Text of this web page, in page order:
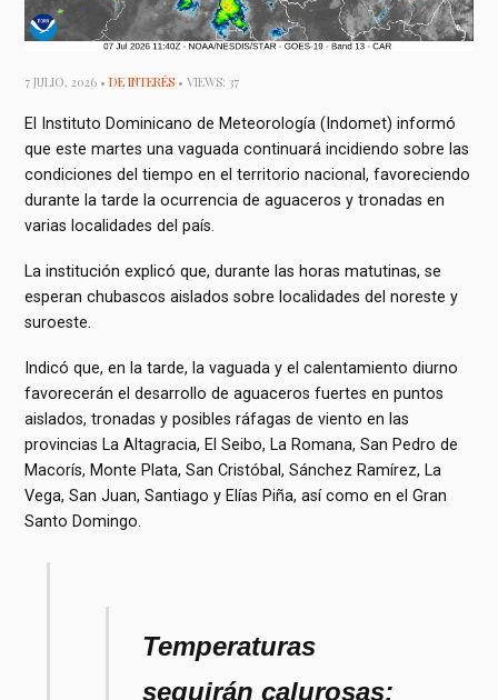
7 JULIO, 2026 •DE INTERÉS • VIEWS: 37
El Instituto Dominicano de Meteorología (Indomet) informó
que este martes una vaguada continuará incidiendo sobre las
condiciones del tiempo en el territorio nacional, favoreciendo
durante la tarde la ocurrencia de aguaceros y tronadas en
varias localidades del país.
La institución explicó que, durante las horas matutinas, se
esperan chubascos aislados sobre localidades del noreste y
suroeste.
Indicó que, en la tarde, la vaguada y el calentamiento diurno
favorecerán el desarrollo de aguaceros fuertes en puntos
aislados, tronadas y posibles ráfagas de viento en las
provincias La Altagracia, El Seibo, La Romana, San Pedro de
Macorís, Monte Plata, San Cristóbal, Sánchez Ramírez, La
Vega, San Juan, Santiago y Elías Piña, así como en el Gran
Santo Domingo.
Temperaturas
seguirán calurosas;